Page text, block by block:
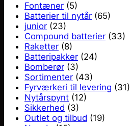
Fontæner (5)
Batterier til nytår (65)
junior (23)
Compound batterier (33)
Raketter (8)
Batteripakker (24)
Bomberør (3)
Sortimenter (43)
Fyrværkeri til levering (31)
Nytårspynt (12)
Sikkerhed (3)
Outlet og tilbud (19)